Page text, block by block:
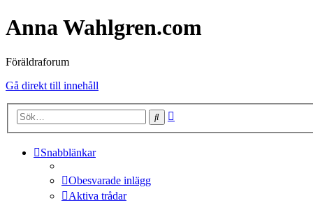
Anna Wahlgren.com
Föräldraforum
Gå direkt till innehåll
Sök
Snabblänkar
Obesvarade inlägg
Aktiva trådar